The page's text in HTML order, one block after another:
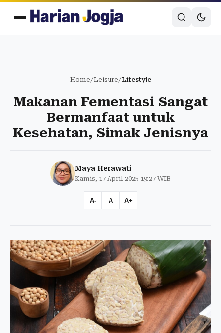
Home/Leisure/Lifestyle
Makanan Fementasi Sangat
Bermanfaat untuk
Kesehatan, Simak Jenisnya
Maya Herawati
Kamis, 17 April 2025 19:27 WIB
A- A A+